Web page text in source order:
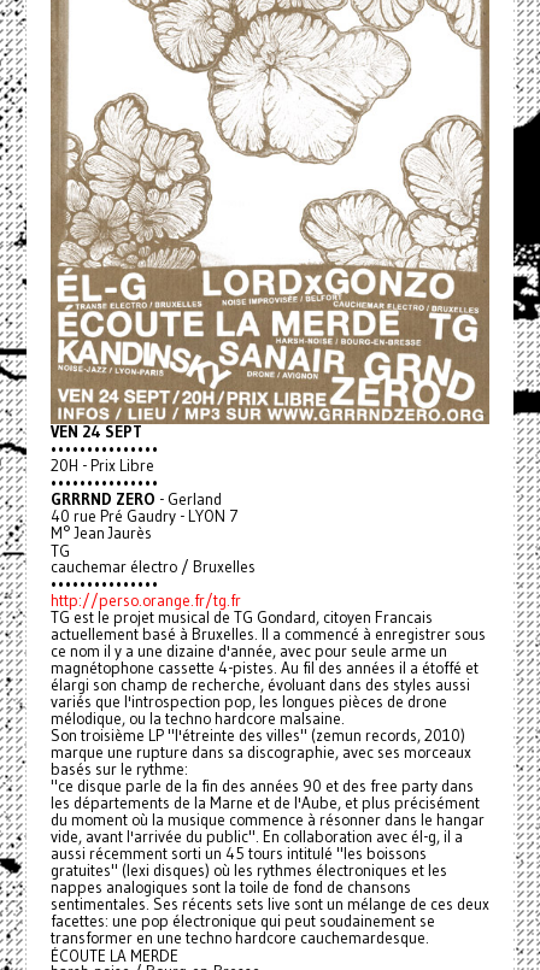
VEN 24 SEPT
•••••••••••••••
20H - Prix Libre
•••••••••••••••
GRRRND ZERO - Gerland
40 rue Pré Gaudry - LYON 7
M° Jean Jaurès
TG
cauchemar électro / Bruxelles
•••••••••••••••
http://perso.orange.fr/tg.fr
TG est le projet musical de TG Gondard, citoyen Francais
actuellement basé à Bruxelles. Il a commencé à enregistrer sous
ce nom il y a une dizaine d'année, avec pour seule arme un
magnétophone cassette 4-pistes. Au fil des années il a étoffé et
élargi son champ de recherche, évoluant dans des styles aussi
variés que l'introspection pop, les longues pièces de drone
mélodique, ou la techno hardcore malsaine.
Son troisième LP "l'étreinte des villes" (zemun records, 2010)
marque une rupture dans sa discographie, avec ses morceaux
basés sur le rythme:
"ce disque parle de la fin des années 90 et des free party dans
les départements de la Marne et de l'Aube, et plus précisément
du moment où la musique commence à résonner dans le hangar
vide, avant l'arrivée du public". En collaboration avec él-g, il a
aussi récemment sorti un 45 tours intitulé "les boissons
gratuites" (lexi disques) où les rythmes électroniques et les
nappes analogiques sont la toile de fond de chansons
sentimentales. Ses récents sets live sont un mélange de ces deux
facettes: une pop électronique qui peut soudainement se
transformer en une techno hardcore cauchemardesque.
ÉCOUTE LA MERDE